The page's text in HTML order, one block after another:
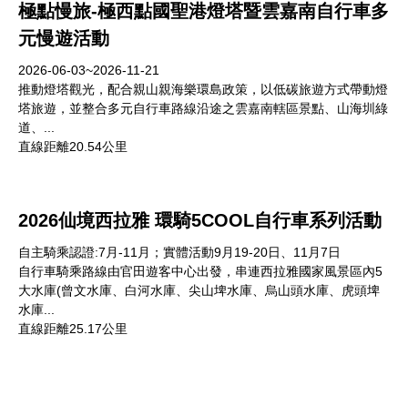
極點慢旅-極西點國聖港燈塔暨雲嘉南自行車多
元慢遊活動
2026-06-03~2026-11-21
推動燈塔觀光，配合親山親海樂環島政策，以低碳旅遊方式帶動燈
塔旅遊，並整合多元自行車路線沿途之雲嘉南轄區景點、山海圳綠
道、...
直線距離20.54公里
2026仙境西拉雅 環騎5COOL自行車系列活動
自主騎乘認證:7月-11月；實體活動9月19-20日、11月7日
自行車騎乘路線由官田遊客中心出發，串連西拉雅國家風景區內5
大水庫(曾文水庫、白河水庫、尖山埤水庫、烏山頭水庫、虎頭埤
水庫...
直線距離25.17公里